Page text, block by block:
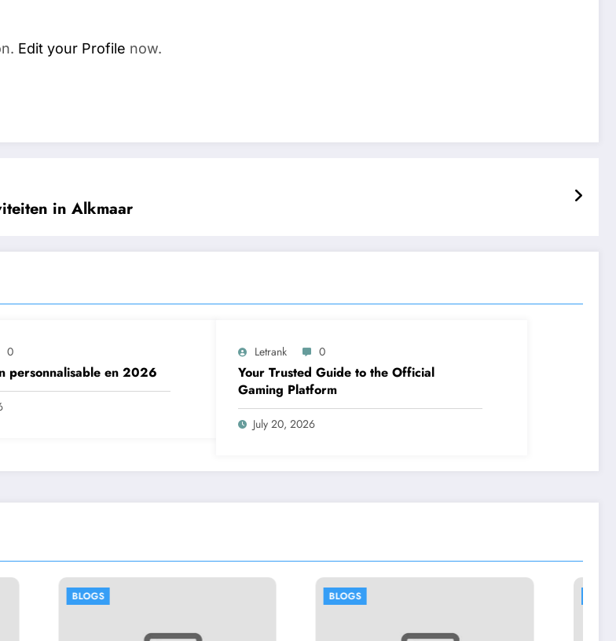
Edit your Profile now.
in Alkmaar
0
personnalisable en 2026
Letrank 0
Your Trusted Guide to the Official
Gaming Platform
July 20, 2026